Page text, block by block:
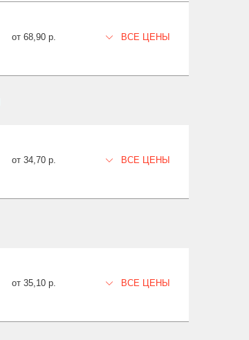
от 68,90 р. ВСЕ ЦЕНЫ
от 34,70 р. ВСЕ ЦЕНЫ
от 35,10 р. ВСЕ ЦЕНЫ